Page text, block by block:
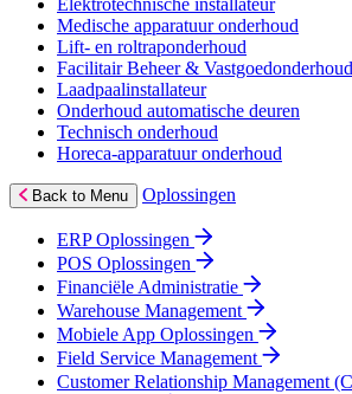
Elektrotechnische installateur
Medische apparatuur onderhoud
Lift- en roltraponderhoud
Facilitair Beheer & Vastgoedonderhoud
Laadpaalinstallateur
Onderhoud automatische deuren
Technisch onderhoud
Horeca-apparatuur onderhoud
Back to Menu Oplossingen
ERP Oplossingen
POS Oplossingen
Financiële Administratie
Warehouse Management
Mobiele App Oplossingen
Field Service Management
Customer Relationship Management